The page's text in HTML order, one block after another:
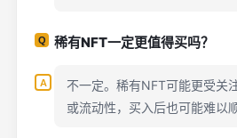
稀有NFT一定更值得买吗？
不一定。稀有NFT可能更受关
或流动性，买入后也可能难以